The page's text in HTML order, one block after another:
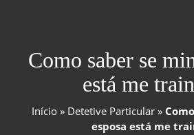
Como saber se
está me
Início » Detetive Particular »
esposa está me